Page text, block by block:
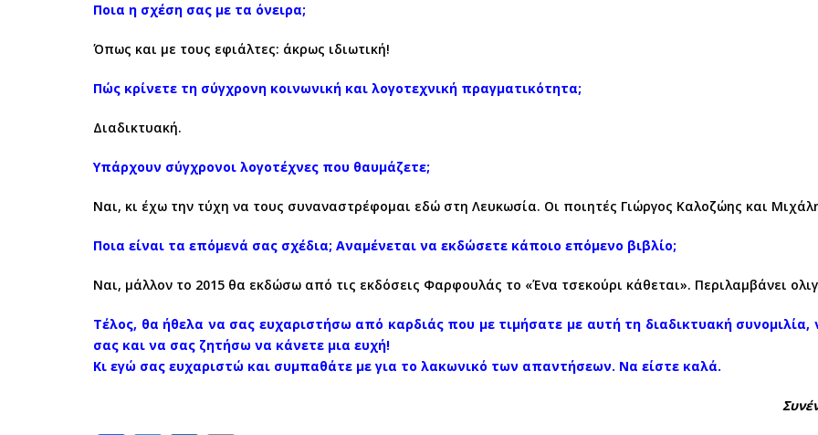
Ποια η σχέση σας με τα όνειρα;
Όπως και με τους εφιάλτες: άκρως ιδιωτική!
Πώς κρίνετε τη σύγχρονη κοινωνική και λογοτεχνική πραγματικότητα;
Διαδικτυακή.
Υπάρχουν σύγχρονοι λογοτέχνες που θαυμάζετε;
Ναι, κι έχω την τύχη να τους συναναστρέφομαι εδώ στη Λευκωσία. Οι ποιητές Γιώργος Καλοζώης και
Ποια είναι τα επόμενά σας σχέδια; Αναμένεται να εκδώσετε κάποιο επόμενο βιβλίο;
Ναι, μάλλον το 2015 θα εκδώσω από τις εκδόσεις Φαρφουλάς το «Ένα τσεκούρι κάθεται». Περιλαμβάνει
Τέλος, θα ήθελα να σας ευχαριστήσω από καρδιάς που με τιμήσατε με αυτή τη διαδικτυακή
σας και να σας ζητήσω να κάνετε μια ευχή!
Κι εγώ σας ευχαριστώ και συμπαθάτε με για το λακωνικό των απαντήσεων. Να είστε καλά.